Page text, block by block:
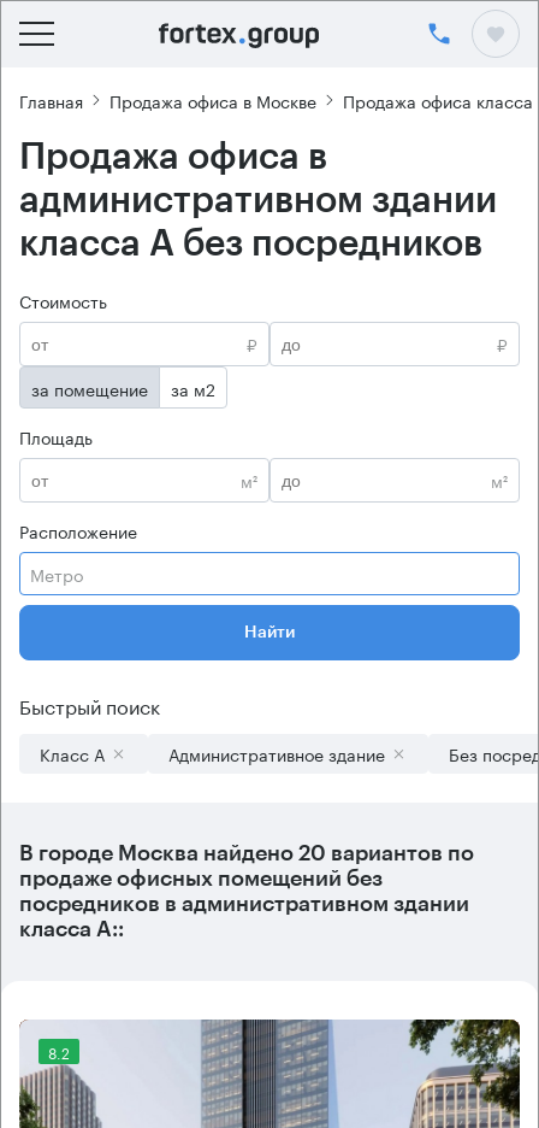
Главная Продажа офиса в Москве Продажа офиса класса
Продажа офиса в
административном здании
класса А без посредников
Стоимость
₽
₽
за помещение
за м2
Площадь
м²
м²
Расположение
Метро
Найти
Быстрый поиск
Класс А Административное здание Без
В городе Москва найдено 20 вариантов по
продаже офисных помещений без
посредников в административном здании
класса А::
8.2